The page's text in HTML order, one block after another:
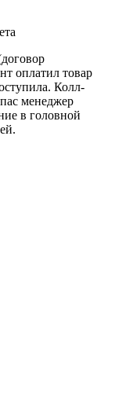
оплатил товар
Колл-
менеджер
в головной